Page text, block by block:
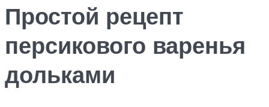
Простой рецепт
персикового варенья
дольками